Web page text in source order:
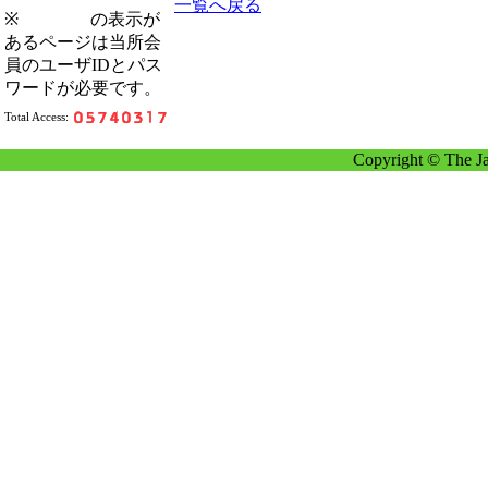
※
の表示が
あるページは当所会
員のユーザIDとパス
ワードが必要です。
Total Access:
一覧へ戻る
Copyright © The